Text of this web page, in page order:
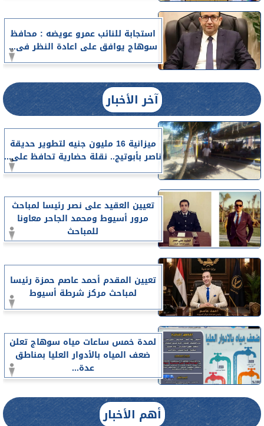
استجابة للنائب عمرو عويضه : محافظ
سوهاج يوافق على اعادة النظر فى...
آخر الأخبار
ميزانية 16 مليون جنيه لتطوير حديقة
ناصر بأبوتيج.. نقلة حضارية تحافظ على...
تعيين العقيد على نصر رئيسا لمباحث
مرور أسيوط ومحمد الجاحر معاونا
للمباحث
تعيين المقدم أحمد عاصم حمزة رئيسا
لمباحث مركز شرطة أسيوط
لمدة خمس ساعات مياه سوهاج تعلن
ضعف المياه بالأدوار العليا بمناطق
عدة...
أهم الأخبار